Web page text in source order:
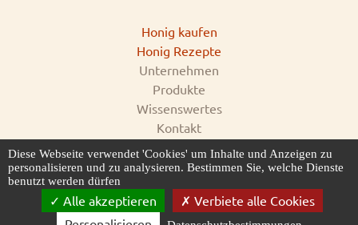
Honig kaufen
Honig Rezepte
Unternehmen
Produkte
Wissenswertes
Kontakt
Impressum
AGB & Datenschutz
Honigankauf
Diese Webseite verwendet 'Cookies' um Inhalte und Anzeigen zu
personalisieren und zu analysieren. Bestimmen Sie, welche Dienste
benutzt werden dürfen
Alle akzeptieren
Verbiete alle Cookies